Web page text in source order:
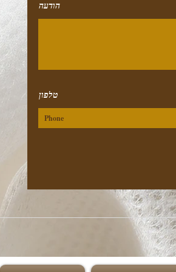
הודעה
טלפון